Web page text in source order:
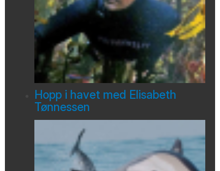
Hopp i havet med Elisabeth
Tønnessen